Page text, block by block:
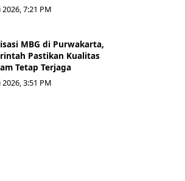
7:21 PM
MBG di Purwakarta,
Pastikan Kualitas
Tetap Terjaga
3:51 PM